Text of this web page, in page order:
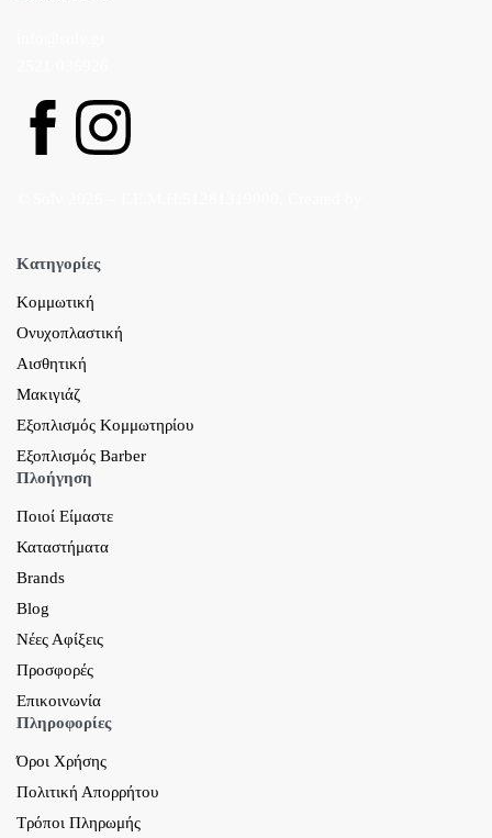
Κατηγορίες
Κομμωτική
Ονυχοπλαστική
Αισθητική
Μακιγιάζ
Εξοπλισμός Κομμωτηρίου
Εξοπλισμός Barber
Πλοήγηση
Ποιοί Είμαστε
Καταστήματα
Brands
Blog
Νέες Αφίξεις
Προσφορές
Επικοινωνία
Πληροφορίες
Όροι Χρήσης
Πολιτική Απορρήτου
Τρόποι Πληρωμής